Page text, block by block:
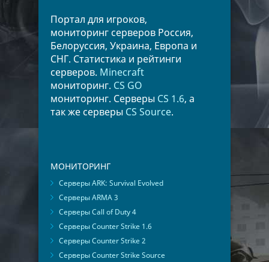
Портал для игроков,
мониторинг серверов Россия,
Белоруссия, Украина, Европа и
СНГ. Статистика и рейтинги
серверов. Minecraft
мониторинг. CS GO
мониторинг. Серверы CS 1.6, а
так же серверы CS Source.
МОНИТОРИНГ
Серверы ARK: Survival Evolved
Серверы ARMA 3
Серверы Call of Duty 4
Серверы Counter Strike 1.6
Серверы Counter Strike 2
Серверы Counter Strike Source